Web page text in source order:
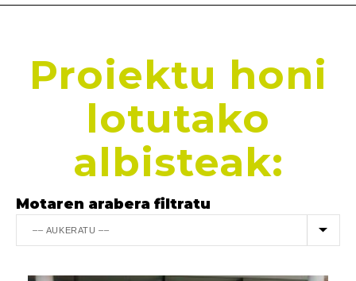
Proiektu honi
lotutako
albisteak:
Motaren arabera filtratu